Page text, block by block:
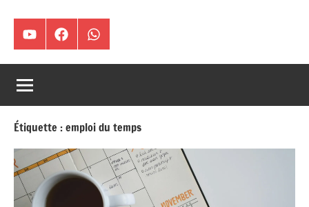
plus
d’harmonie
familiale
un
serein.
Chaîne
YouTube
Facebook
WA
Étiquette :emploi du temps